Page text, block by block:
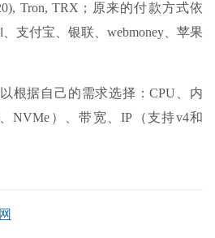
Tron, TRX；原来的付款方式依
、支付宝、银联、webmoney、苹果
根据自己的需求选择：CPU、内
NVMe）、带宽、IP（支持v4和